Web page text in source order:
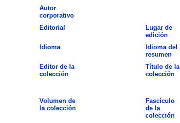
Autor
corporativo
Editorial
Lugar de
edición
Idioma
Idioma del
resumen
Editor de la
colección
Título de la
colección
Volumen de
la colección
Fascículo
de la
colección